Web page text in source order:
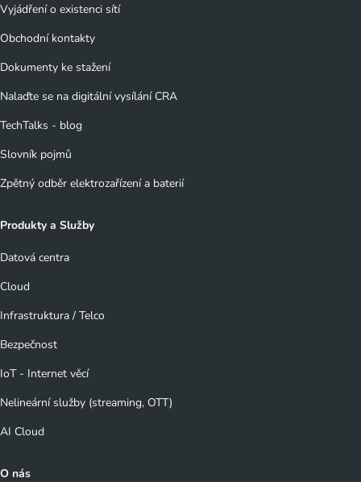
Vyjádření o existenci sítí
Obchodní kontakty
Dokumenty ke stažení
Nalaďte se na digitální vysílání CRA
TechTalks - blog
Slovník pojmů
Zpětný odběr elektrozařízení a baterií
Produkty a Služby
Datová centra
Cloud
Infrastruktura / Telco
Bezpečnost
IoT - Internet věcí
Nelineární služby (streaming, OTT)
AI Cloud
O nás